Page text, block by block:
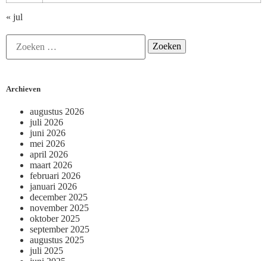
« jul
Archieven
augustus 2026
juli 2026
juni 2026
mei 2026
april 2026
maart 2026
februari 2026
januari 2026
december 2025
november 2025
oktober 2025
september 2025
augustus 2025
juli 2025